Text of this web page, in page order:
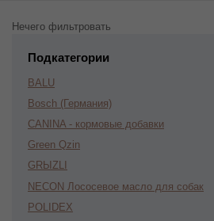
Нечего фильтровать
Подкатегории
BALU
Bosch (Германия)
CANINA - кормовые добавки
Green Qzin
GRЫZLI
NECON Лососевое масло для собак
POLIDEX